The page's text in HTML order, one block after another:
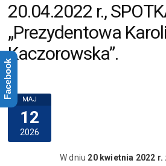
20.04.2022 r.,
„Prezydentowa
Kaczorowska”.
MAJ
12
2026
W dniu 20 kwietnia 2022 r.
Facebook